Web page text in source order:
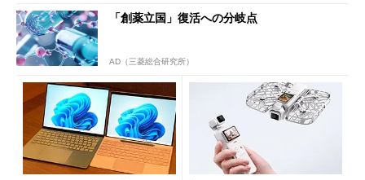
「創薬立国」復活への分岐点
AD（三菱総合研究所）